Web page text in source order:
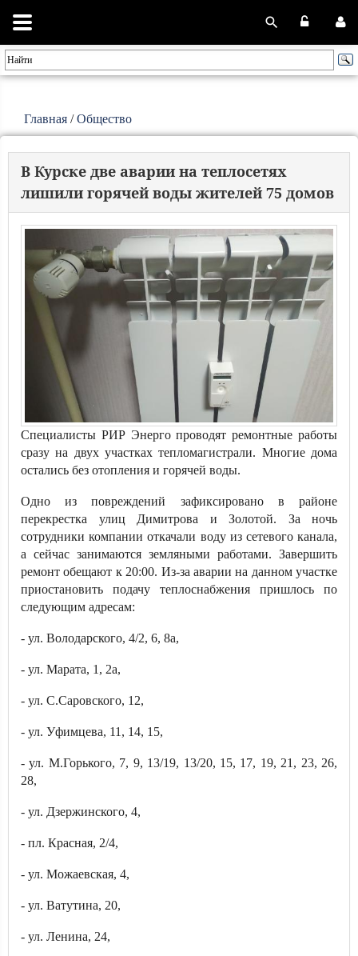
Главная /Общество
В Курске две аварии на теплосетях
лишили горячей воды жителей 75 домов
Специалисты РИР Энерго проводят ремонтные работы
сразу на двух участках тепломагистрали. Многие дома
остались без отопления и горячей воды.
Одно из повреждений зафиксировано в районе
перекрестка улиц Димитрова и Золотой. За ночь
сотрудники компании откачали воду из сетевого канала,
а сейчас занимаются земляными работами. Завершить
ремонт обещают к 20:00. Из-за аварии на данном участке
приостановить подачу теплоснабжения пришлось по
следующим адресам:
- ул. Володарского, 4/2, 6, 8а,
- ул. Марата, 1, 2а,
- ул. С.Саровского, 12,
- ул. Уфимцева, 11, 14, 15,
- ул. М.Горького, 7, 9, 13/19, 13/20, 15, 17, 19, 21, 23, 26,
28,
- ул. Дзержинского, 4,
- пл. Красная, 2/4,
- ул. Можаевская, 4,
- ул. Ватутина, 20,
- ул. Ленина, 24,